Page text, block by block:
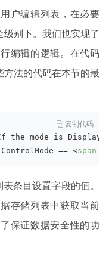
户编辑列表，在必要
别下。我们也实现了
编辑的逻辑。在代码
方法的代码在本节的最
 复制代码
the mode is Display
== <span
条目设置字段的值。
存储列表中获取当前
保证数据安全性的功